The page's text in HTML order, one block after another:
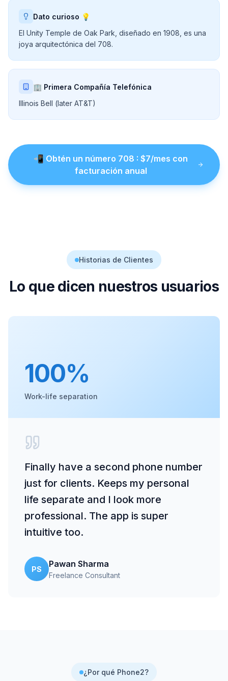
Dato curioso 💡
El Unity Temple de Oak Park, diseñado en 1908, es una
joya arquitectónica del 708.
🏢 Primera Compañía Telefónica
Illinois Bell (later AT&T)
📲 Obtén un número 708 : $7/mes con
facturación anual
Historias de Clientes
Lo que dicen nuestros usuarios
100%
Work-life separation
Finally have a second phone number
just for clients. Keeps my personal
life separate and I look more
professional. The app is super
intuitive too.
PS
Pawan Sharma
Freelance Consultant
¿Por qué Phone2?